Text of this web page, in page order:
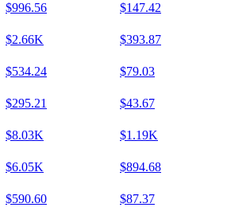
$996.56 $147.42
$2.66K $393.87
$534.24 $79.03
$295.21 $43.67
$8.03K $1.19K
$6.05K $894.68
$590.60 $87.37